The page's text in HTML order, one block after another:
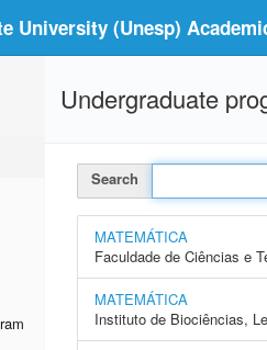
University (Unesp)
Undergraduate
Search
MATEMÁTICA
Faculdade de Ciências e
MATEMÁTICA
Instituto de Biociências,